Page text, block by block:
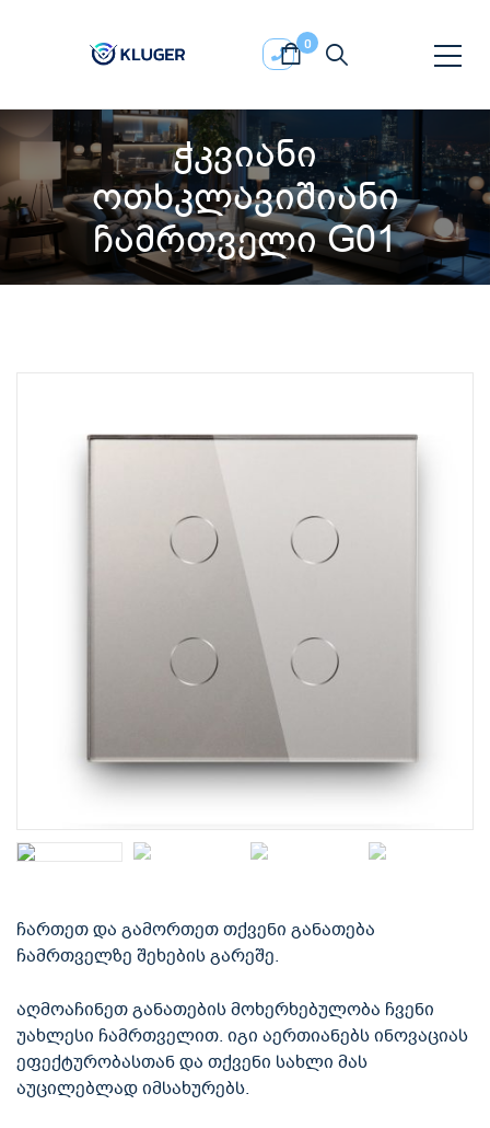
0
ჭკვიანი
ოთხკლავიშიანი
ჩამრთველი G01
ჩართეთ და გამორთეთ თქვენი განათება
ჩამრთველზე შეხების გარეშე.
აღმოაჩინეთ განათების მოხერხებულობა ჩვენი
უახლესი ჩამრთველით. იგი აერთიანებს ინოვაციას
ეფექტურობასთან და თქვენი სახლი მას
აუცილებლად იმსახურებს.